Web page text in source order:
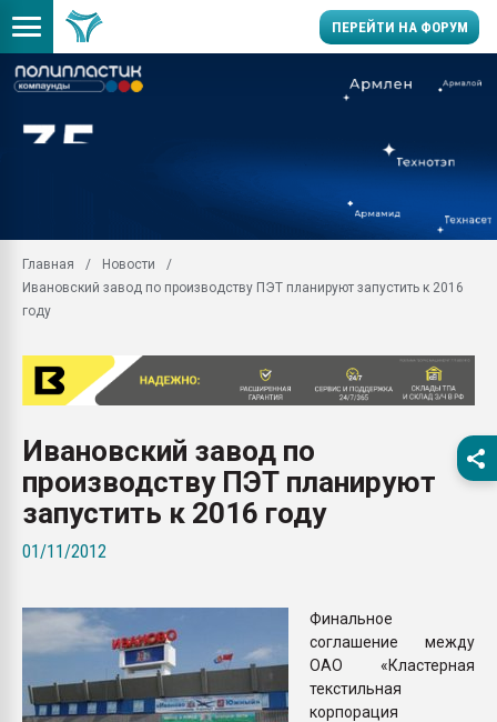
ПЕРЕЙТИ НА ФОРУМ
Вакуум-формовочные
ближайшее
28.07.2026
Всё, что касается
бутылок
вакуумного
Продам отходы
поликарбоната и АБС-
Главная
Новости
Ивановский завод по производству ПЭТ планируют запустить к 2016
году
Ивановский завод по
производству ПЭТ планируют
запустить к 2016 году
01/11/2012
Финальное
соглашение между
ОАО «Кластерная
текстильная
корпорация